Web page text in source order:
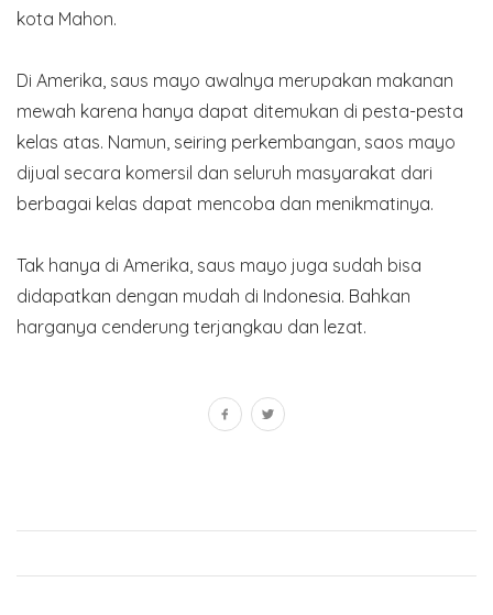
kota Mahon.
Di Amerika, saus mayo awalnya merupakan makanan
mewah karena hanya dapat ditemukan di pesta-pesta
kelas atas. Namun, seiring perkembangan, saos mayo
dijual secara komersil dan seluruh masyarakat dari
berbagai kelas dapat mencoba dan menikmatinya.
Tak hanya di Amerika, saus mayo juga sudah bisa
didapatkan dengan mudah di Indonesia. Bahkan
harganya cenderung terjangkau dan lezat.